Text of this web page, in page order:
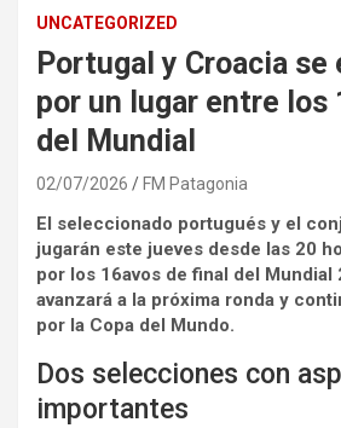
UNCATEGORIZED
Portugal y Croacia
por un lugar entre los
del Mundial
02/07/2026 FM Patagonia
El seleccionado portugués y el
jugarán este jueves desde las 20
por los 16avos de final del Mundial
avanzará a la próxima ronda y
por la Copa del Mundo.
Dos selecciones con
importantes